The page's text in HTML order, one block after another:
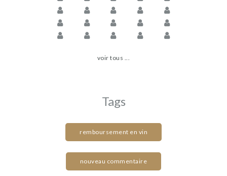
voir tous ...
Tags
remboursement en vin
nouveau commentaire